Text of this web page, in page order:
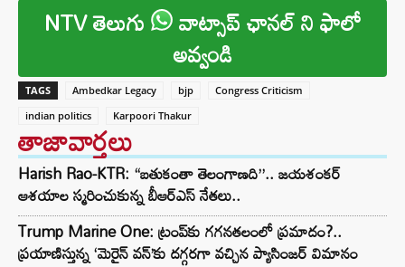
NTV తెలుగు వాట్సాప్ ఛానల్ ని ఫాలో
అవ్వండి
TAGS Ambedkar Legacy bjp
Congress Criticism
indian politics
Karpoori Thakur
తాజావార్తలు
Harish Rao-KTR: “బతుకంతా తెలంగాణది”.. జయశంకర్
ఆశయాల స్మరించుకున్న బీఆర్ఎస్ నేతలు..
Trump Marine One: ట్రంప్‌కు గగనతలంలో ప్రమాదం?..
ప్రయాణిస్తున్న ‘మెరైన్ వన్’కు దగ్గరగా వచ్చిన ప్యాసింజర్ విమానం